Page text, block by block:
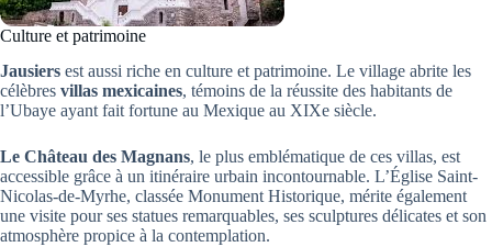
Culture et patrimoine
Jausiers est aussi riche en culture et patrimoine. Le village abrite les
célèbres villas mexicaines, témoins de la réussite des habitants de
l’Ubaye ayant fait fortune au Mexique au XIXe siècle.
Le Château des Magnans, le plus emblématique de ces villas, est
accessible grâce à un itinéraire urbain incontournable. L’Église Saint-
Nicolas-de-Myrhe, classée Monument Historique, mérite également
une visite pour ses statues remarquables, ses sculptures délicates et son
atmosphère propice à la contemplation.